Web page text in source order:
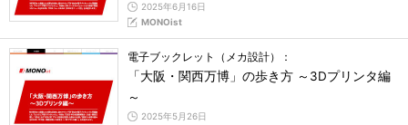
2025年6月16日
MONOist
電子ブックレット（メカ設計）：
「大阪・関西万博」の歩き方 ～3Dプリンタ編
～
2025年5月26日